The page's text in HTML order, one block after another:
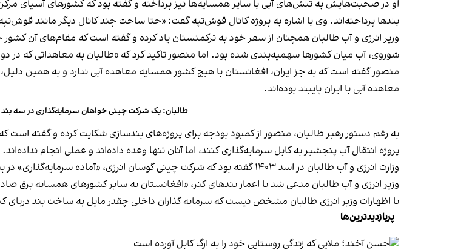
او در صحبت‌هایش به تنش‌های آبی با سایر همسایه‌ها نیز پرداخته و گفته بود که کشورهای آسیای
بندها پرداخته‌اند. وی با اشاره به پروژه کانال قوش‌تپه گفت: «حتا ساخت چند کانال دیگر مانند
وزیر انرژی و آب طالبان همچنان از سفر خود به ترکمنستان یاد کرده و گفته است که مقام‌های آن
شوروی، آب میان کشورها سهمیه‌بندی شده بود. اما منصور تاکید کرد که «طالبان به معاهداتی که در
منصور گفته است که به‌ جز ایران، افغانستان با هیچ کشور همسایه معاهده آبی ندارد و به همین
معاهده آبی با ایران پایبند بوده‌اند.
طالبان: یک شرکت چینی خواهان سرمایه‌گذاری در سه‌ بند
به رغم دستور رهبر طالبان، منصور از کمبود بودجه برای پروژه‌های بندسازی شکایت کرده و گفته است
پروژه انتقال آب پنجشیر به کابل سرمایه‌گذاری کنند، اما آنان تنها وعده داده‌اند و عملی انجام نداده‌اند.
وزارت انرژی و آب طالبان در اسد ۱۴۰۳ گفته بود که شرکت چینی گوسان انرژی،
وزیر انرژی و آب طالبان مدعی شد با اعمار بندهای کنر، «افغانستان به سایر کشورهای همسایه برق
با اظهارات وزیر انرژی طالبان مشخص نیست که سرمایه گذاران داخلی چقدر مایل به ساخت بند دریای کنر
پربازدیدترین‌ها